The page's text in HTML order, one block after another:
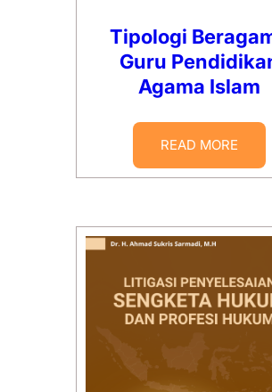
Tipologi
Guru
Agama Islam
READ MORE